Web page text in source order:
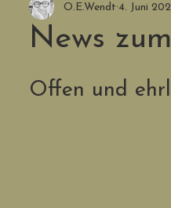
News
O.E.Wendt 4. Juni
Offen und